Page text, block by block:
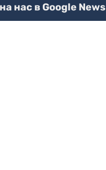
нас в Google News